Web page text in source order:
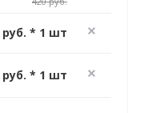
руб. * 1 шт
руб. * 1 шт